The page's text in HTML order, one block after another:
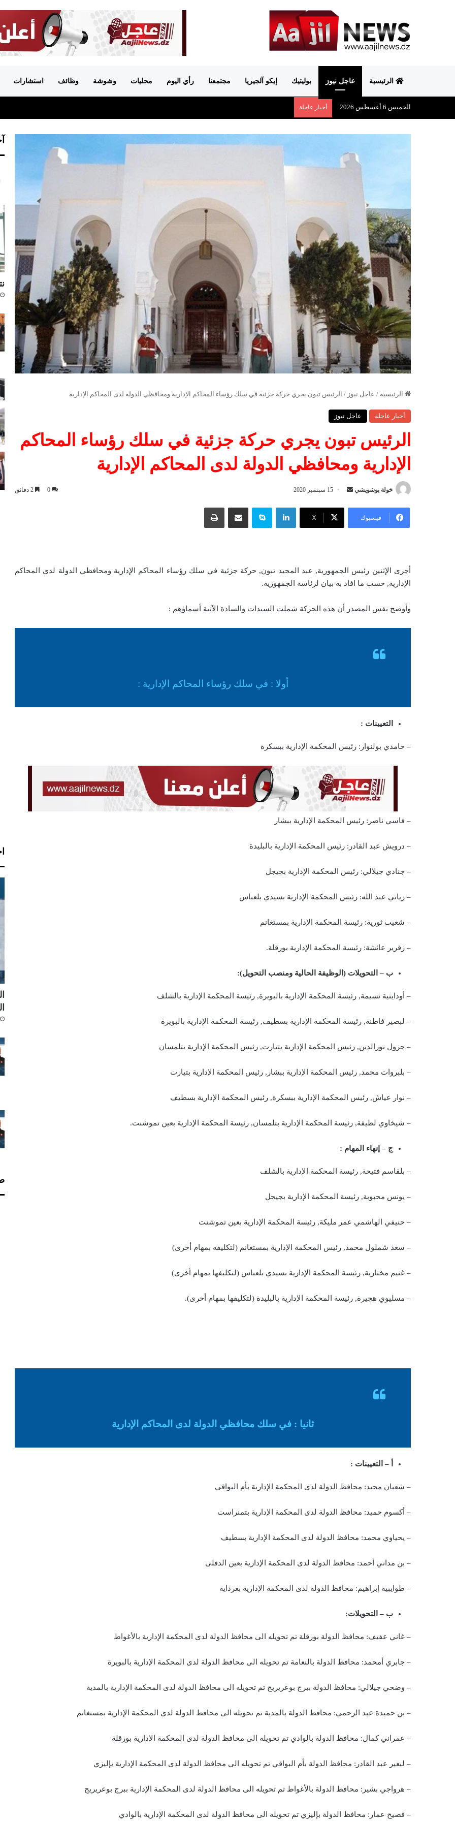
الرئيسية عاجل نيوز بوليتيك إيكو آلجيريا مجتمعنا رأي اليوم محليات وشوشة وظائف استشارات
الخميس 6 أغسطس 2026 أخبار عاجلة
الرئيسية / عاجل نيوز / الرئيس تبون يجري حركة جزئية في سلك رؤساء المحاكم الإدارية ومحافظي الدولة لدى المحاكم الإدارية
أخبار عاجلة عاجل نيوز
الرئيس تبون يجري حركة جزئية في سلك رؤساء المحاكم
الإدارية ومحافظي الدولة لدى المحاكم الإدارية
خولة بوشويشي
ل
د
ا
ل
15 سبتمبر 2020 0
فيسبوك ‫X
لينكدإن سكايب شارك عبر البريد الإلكتروني
أجرى الإثنين رئيس الجمهورية, عبد المجيد تبون, حركة جزئية في سلك رؤساء المحاكم الإدارية ومحافظي الدولة لدى المحاكم
الإدارية, حسب ما افاد به بيان لرئاسة الجمهورية.
وأوضح نفس المصدر أن هذه الحركة شملت السيدات والسادة الآتية أسماؤهم :
أولا : في سلك رؤساء المحاكم الإدارية :
التعيينات :
– حامدي بولنوار: رئيس المحكمة الإدارية ببسكرة
– فاسي ناصر: رئيس المحكمة الإدارية ببشار
– درويش عبد القادر: رئيس المحكمة الإدارية بالبليدة
– جنادي جيلالي: رئيس المحكمة الإدارية بجيجل
– زياني عبد الله: رئيس المحكمة الإدارية بسيدي بلعباس
– شعيب ثورية: رئيسة المحكمة الإدارية بمستغانم
– زقرير عائشة: رئيسة المحكمة الإدارية بورقلة.
ب – التحويلات (الوظيفة الحالية ومنصب التحويل):
– أوداينية نسيمة, رئيسة المحكمة الإدارية بالبويرة, رئيسة المحكمة الإدارية بالشلف
– لبصير فاطنة, رئيسة المحكمة الإدارية بسطيف, رئيسة المحكمة الإدارية بالبويرة
– جزول نورالدين, رئيس المحكمة الإدارية بتيارت, رئيس المحكمة الإدارية بتلمسان
– بلبروات محمد, رئيس المحكمة الإدارية ببشار, رئيس المحكمة الإدارية بتيارت
– نوار عياش, رئيس المحكمة الإدارية ببسكرة, رئيس المحكمة الإدارية بسطيف
– شيخاوي لطيفة, رئيسة المحكمة الإدارية بتلمسان, رئيسة المحكمة الإدارية بعين تموشنت.
ج – إنهاء المهام :
– بلقاسم فتيحة, رئيسة المحكمة الإدارية بالشلف
– يونس محبوبة, رئيسة المحكمة الإدارية بجيجل
– حنيفي الهاشمي عمر مليكة, رئيسة المحكمة الإدارية بعين تموشنت
– سعد شملول محمد, رئيس المحكمة الإدارية بمستغانم (لتكليفه بمهام أخرى)
– غنيم مختارية, رئيسة المحكمة الإدارية بسيدي بلعباس (لتكليفها بمهام أخرى)
– مسليوي هجيرة, رئيسة المحكمة الإدارية بالبليدة (لتكليفها بمهام أخرى).
ثانيا : في سلك محافظي الدولة لدى المحاكم الإدارية
أ – التعيينات :
– شعبان مجيد: محافظ الدولة لدى المحكمة الإدارية بأم البواقي
– أكسوم حميد: محافظ الدولة لدى المحكمة الإدارية بتمنراست
– يحياوي محمد: محافظ الدولة لدى المحكمة الإدارية بسطيف
– بن مداني أحمد: محافظ الدولة لدى المحكمة الإدارية بعين الدفلى
– طوايبية إبراهيم: محافظ الدولة لدى المحكمة الإدارية بغرداية
ب – التحويلات:
– غاني عفيف: محافظ الدولة بورقلة تم تحويله الى محافظ الدولة لدى المحكمة الإدارية بالأغواط
– جابري أمحمد: محافظ الدولة بالنعامة تم تحويله الى محافظ الدولة لدى المحكمة الإدارية بالبويرة
– وضحي جيلالي: محافظ الدولة ببرج بوعريريج تم تحويله الى محافظ الدولة لدى المحكمة الإدارية بالمدية
– بن حميدة عبد الرحمي: محافظ الدولة بالمدية تم تحويله الى محافظ الدولة لدى المحكمة الإدارية بمستغانم
– عمراني كمال: محافظ الدولة بالوادي تم تحويله الى محافظ الدولة لدى المحكمة الإدارية بورقلة
– لبعير عبد القادر: محافظ الدولة بأم البواقي تم تحويله الى محافظ الدولة لدى المحكمة الإدارية بإليزي
– هرواجي بشير: محافظ الدولة بالأغواط تم تحويله الى محافظ الدولة لدى المحكمة الإدارية ببرج بوعريريج
– فصيح عمار: محافظ الدولة بإليزي تم تحويله الى محافظ الدولة لدى المحكمة الإدارية بالوادي